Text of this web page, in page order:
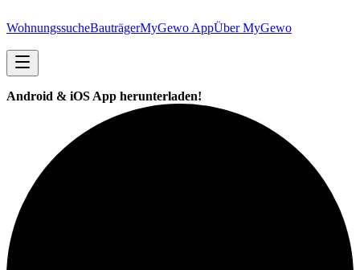
WohnungssucheBauträgerMyGewo AppÜber MyGewo
Android & iOS App herunterladen!